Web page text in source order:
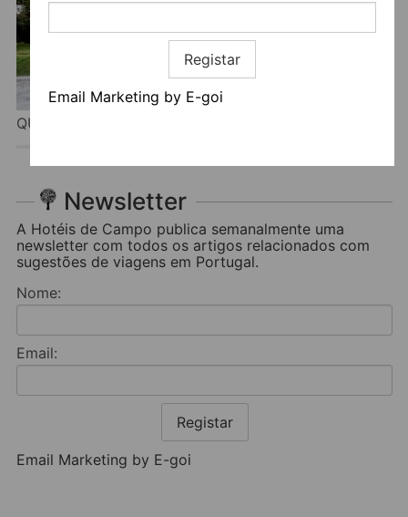
Registar
Email Marketing by E-goi
QUINTA DE SÃO THIAGO
Newsletter
A Hotéis de Campo publica semanalmente uma
newsletter com todos os artigos relacionados com
sugestões de viagens em Portugal.
Nome:
Email:
Registar
Email Marketing by E-goi